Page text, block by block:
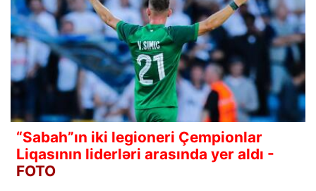
“Sabah”ın iki legioneri Çempionlar
Liqasının liderləri arasında yer aldı -
FOTO